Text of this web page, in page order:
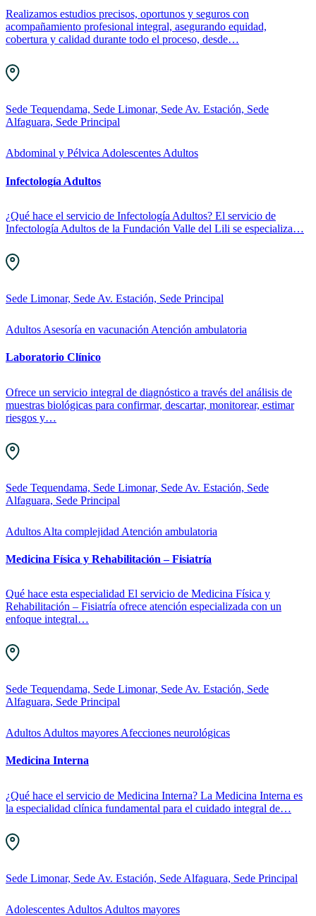
Realizamos estudios precisos, oportunos y seguros con
acompañamiento profesional integral, asegurando equidad,
cobertura y calidad durante todo el proceso, desde…
Sede Tequendama, Sede Limonar, Sede Av. Estación, Sede
Alfaguara, Sede Principal
Abdominal y PélvicaAdolescentesAdultos
Infectología Adultos
¿Qué hace el servicio de Infectología Adultos? El servicio de
Infectología Adultos de la Fundación Valle del Lili se especializa…
Sede Limonar, Sede Av. Estación, Sede Principal
Adultos Asesoría en vacunación Atención ambulatoria
Laboratorio Clínico
Ofrece un servicio integral de diagnóstico a través del análisis de
muestras biológicas para confirmar, descartar, monitorear, estimar
riesgos y…
Sede Tequendama, Sede Limonar, Sede Av. Estación, Sede
Alfaguara, Sede Principal
Adultos Alta complejidad Atención ambulatoria
Medicina Física y Rehabilitación – Fisiatría
Qué hace esta especialidad El servicio de Medicina Física y
Rehabilitación – Fisiatría ofrece atención especializada con un
enfoque integral…
Sede Tequendama, Sede Limonar, Sede Av. Estación, Sede
Alfaguara, Sede Principal
Adultos Adultos mayores Afecciones neurológicas
Medicina Interna
¿Qué hace el servicio de Medicina Interna? La Medicina Interna es
la especialidad clínica fundamental para el cuidado integral de…
Sede Limonar, Sede Av. Estación, Sede Alfaguara, Sede Principal
Adolescentes Adultos Adultos mayores